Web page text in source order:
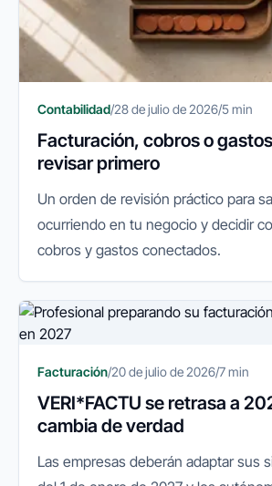
Contabilidad/28 de julio de 2026/5 min
Facturación, cobros o
revisar primero
Un orden de revisión práctico para
ocurriendo en tu negocio y decidir
cobros y gastos conectados.
Facturación/20 de julio de 2026/7 min
VERI*FACTU se retrasa a
cambia de verdad
Las empresas deberán adaptar sus